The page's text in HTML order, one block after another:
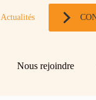
Actualités
Nous rejoindre